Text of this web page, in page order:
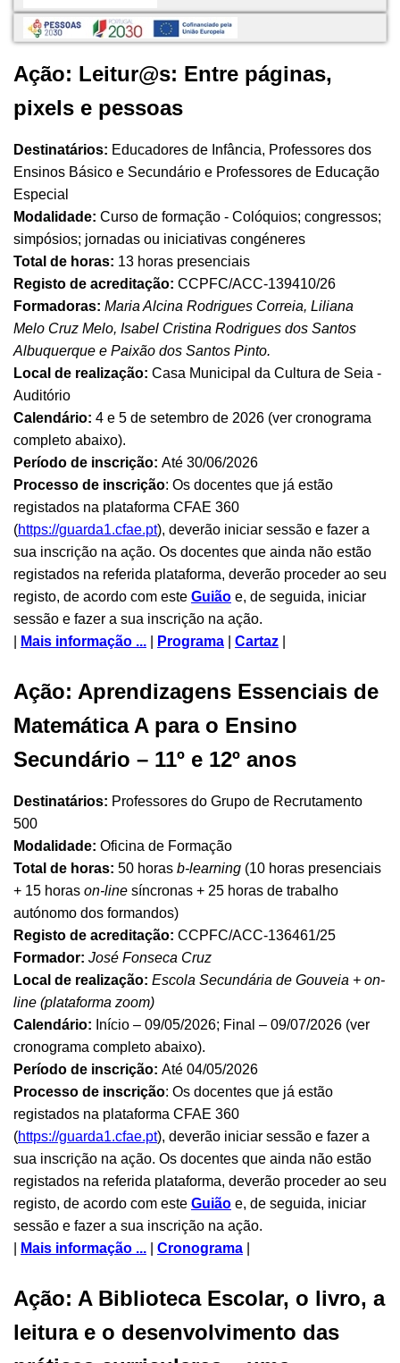
Ação: Leitur@s: Entre páginas,
pixels e pessoas
Destinatários: Educadores de Infância, Professores dos
Ensinos Básico e Secundário e Professores de Educação
Especial
Modalidade: Curso de formação - Colóquios; congressos;
simpósios; jornadas ou iniciativas congéneres
Total de horas: 13 horas presenciais
Registo de acreditação: CCPFC/ACC-139410/26
Formadoras: Maria Alcina Rodrigues Correia, Liliana
Melo Cruz Melo, Isabel Cristina Rodrigues dos Santos
Albuquerque e Paixão dos Santos Pinto.
Local de realização: Casa Municipal da Cultura de Seia -
Auditório
Calendário: 4 e 5 de setembro de 2026 (ver cronograma
completo abaixo).
Período de inscrição: Até 30/06/2026
Processo de inscrição: Os docentes que já estão
registados na plataforma CFAE 360
(https://guarda1.cfae.pt), deverão iniciar sessão e fazer a
sua inscrição na ação. Os docentes que ainda não estão
registados na referida plataforma, deverão proceder ao seu
registo, de acordo com este Guião e, de seguida, iniciar
sessão e fazer a sua inscrição na ação.
Mais informação ... Programa Cartaz
Ação: Aprendizagens Essenciais de
Matemática A para o Ensino
Secundário – 11º e 12º anos
Destinatários: Professores do Grupo de Recrutamento
500
Modalidade: Oficina de Formação
Total de horas: 50 horas b-learning (10 horas presenciais
+ 15 horas on-line síncronas + 25 horas de trabalho
autónomo dos formandos)
Registo de acreditação: CCPFC/ACC-136461/25
Formador: José Fonseca Cruz
Local de realização: Escola Secundária de Gouveia + on-
line (plataforma zoom)
Calendário: Início – 09/05/2026; Final – 09/07/2026 (ver
cronograma completo abaixo).
Período de inscrição: Até 04/05/2026
Processo de inscrição: Os docentes que já estão
registados na plataforma CFAE 360
(https://guarda1.cfae.pt), deverão iniciar sessão e fazer a
sua inscrição na ação. Os docentes que ainda não estão
registados na referida plataforma, deverão proceder ao seu
registo, de acordo com este Guião e, de seguida, iniciar
sessão e fazer a sua inscrição na ação.
Mais informação ... Cronograma
Ação: A Biblioteca Escolar, o livro, a
leitura e o desenvolvimento das